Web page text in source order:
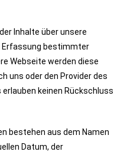
Inhalte über unsere
bestimmter
Webseite werden diese
uns oder den Provider des
keinen Rückschluss
bestehen aus dem Namen
Datum, der